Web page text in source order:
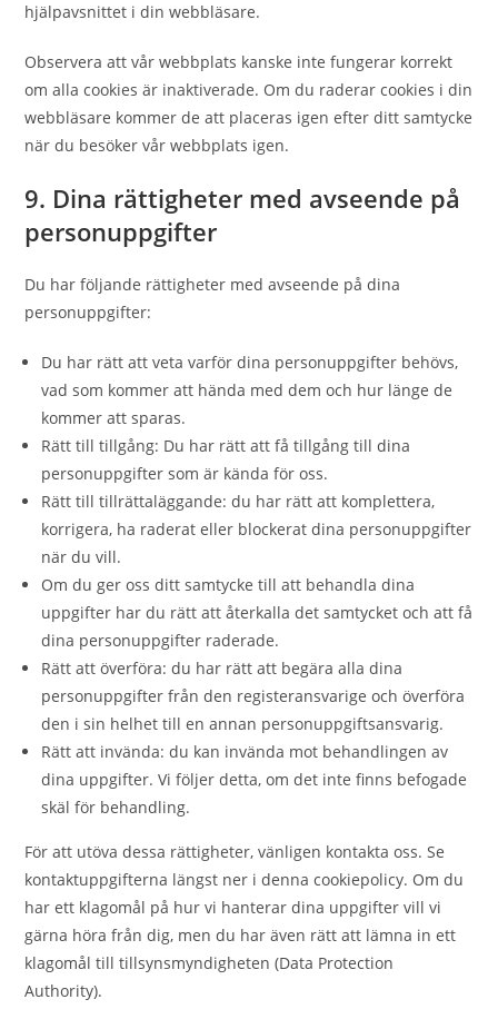
hjälpavsnittet i din webbläsare.
Observera att vår webbplats kanske inte fungerar korrekt
om alla cookies är inaktiverade. Om du raderar cookies i din
webbläsare kommer de att placeras igen efter ditt samtycke
när du besöker vår webbplats igen.
9. Dina rättigheter med avseende på
personuppgifter
Du har följande rättigheter med avseende på dina
personuppgifter:
Du har rätt att veta varför dina personuppgifter behövs,
vad som kommer att hända med dem och hur länge de
kommer att sparas.
Rätt till tillgång: Du har rätt att få tillgång till dina
personuppgifter som är kända för oss.
Rätt till tillrättaläggande: du har rätt att komplettera,
korrigera, ha raderat eller blockerat dina personuppgifter
när du vill.
Om du ger oss ditt samtycke till att behandla dina
uppgifter har du rätt att återkalla det samtycket och att få
dina personuppgifter raderade.
Rätt att överföra: du har rätt att begära alla dina
personuppgifter från den registeransvarige och överföra
den i sin helhet till en annan personuppgiftsansvarig.
Rätt att invända: du kan invända mot behandlingen av
dina uppgifter. Vi följer detta, om det inte finns befogade
skäl för behandling.
För att utöva dessa rättigheter, vänligen kontakta oss. Se
kontaktuppgifterna längst ner i denna cookiepolicy. Om du
har ett klagomål på hur vi hanterar dina uppgifter vill vi
gärna höra från dig, men du har även rätt att lämna in ett
klagomål till tillsynsmyndigheten (Data Protection
Authority).